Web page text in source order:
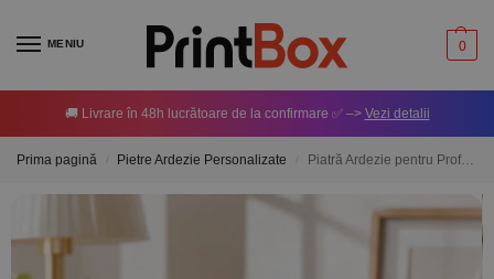
MENIU 0
🚚 Livrare în 48h lucrătoare de la confirmare ✅ –> Vezi detalii
Prima pagină Pietre Ardezie Personalizate Piatră Ardezie pentru Profesoară – Personalizată cu mesaj